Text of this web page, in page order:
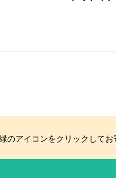
のアイコンをクリックして